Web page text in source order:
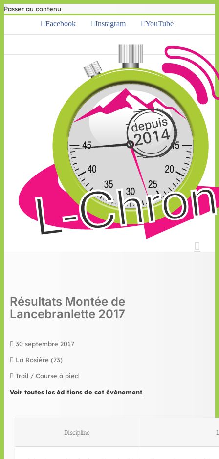
Passer au contenu
Facebook Instagram YouTube
Résultats Montée de
Lancebranlette 2017
30 septembre 2017
La Rosière (73)
Trail / Course à pied
Voir toutes les éditions de cet événement
Discipline